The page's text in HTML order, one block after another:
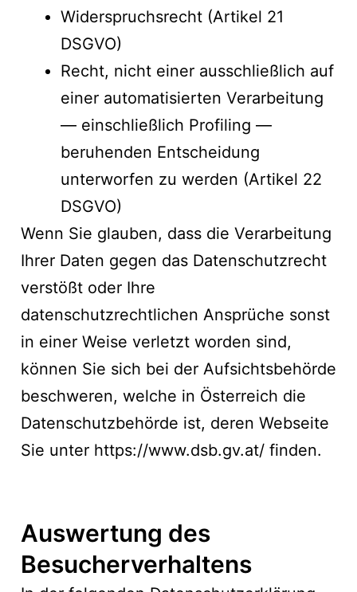
Widerspruchsrecht (Artikel 21
DSGVO)
Recht, nicht einer ausschließlich auf
einer automatisierten Verarbeitung
— einschließlich Profiling —
beruhenden Entscheidung
unterworfen zu werden (Artikel 22
DSGVO)
Wenn Sie glauben, dass die Verarbeitung
Ihrer Daten gegen das Datenschutzrecht
verstößt oder Ihre
datenschutzrechtlichen Ansprüche sonst
in einer Weise verletzt worden sind,
können Sie sich bei der Aufsichtsbehörde
beschweren, welche in Österreich die
Datenschutzbehörde ist, deren Webseite
Sie unter https://www.dsb.gv.at/ finden.
Auswertung des
Besucherverhaltens